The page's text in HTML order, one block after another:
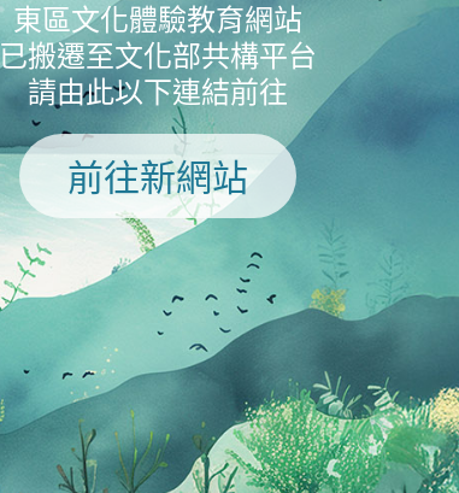
東區文化體驗教育網站
已搬遷至文化部共構平台
請由此以下連結前往
前往新網站